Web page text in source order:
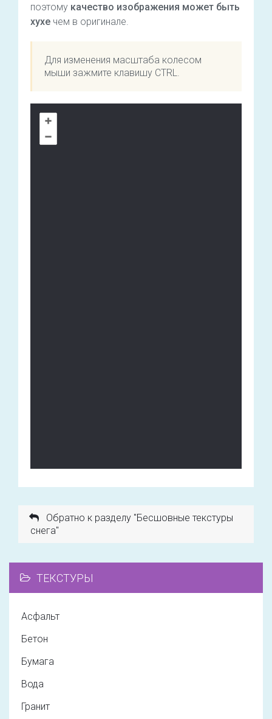
поэтому качество изображения может быть
хухе чем в оригинале.
Для изменения масштаба колесом
мыши зажмите клавишу CTRL.
Обратно к разделу "Бесшовные текстуры
снега"
ТЕКСТУРЫ
Асфальт
Бетон
Бумага
Вода
Гранит